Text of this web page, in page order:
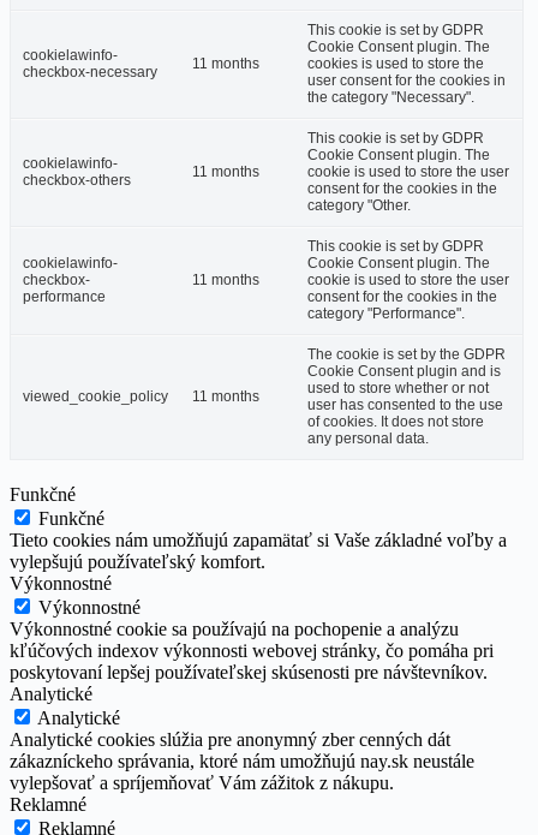
cookielawinfo-
checkbox-necessary
11 months
This cookie is set by GDPR
Cookie Consent plugin. The
cookies is used to store the
user consent for the cookies in
the category "Necessary".
cookielawinfo-
checkbox-others
11 months
This cookie is set by GDPR
Cookie Consent plugin. The
cookie is used to store the user
consent for the cookies in the
category "Other.
cookielawinfo-
checkbox-
performance
11 months
This cookie is set by GDPR
Cookie Consent plugin. The
cookie is used to store the user
consent for the cookies in the
category "Performance".
viewed_cookie_policy 11 months
The cookie is set by the GDPR
Cookie Consent plugin and is
used to store whether or not
user has consented to the use
of cookies. It does not store
any personal data.
Funkčné
Funkčné
Tieto cookies nám umožňujú zapamätať si Vaše základné voľby a
vylepšujú používateľský komfort.
Výkonnostné
Výkonnostné
Výkonnostné cookie sa používajú na pochopenie a analýzu
kľúčových indexov výkonnosti webovej stránky, čo pomáha pri
poskytovaní lepšej používateľskej skúsenosti pre návštevníkov.
Analytické
Analytické
Analytické cookies slúžia pre anonymný zber cenných dát
zákazníckeho správania, ktoré nám umožňujú nay.sk neustále
vylepšovať a spríjemňovať Vám zážitok z nákupu.
Reklamné
Reklamné